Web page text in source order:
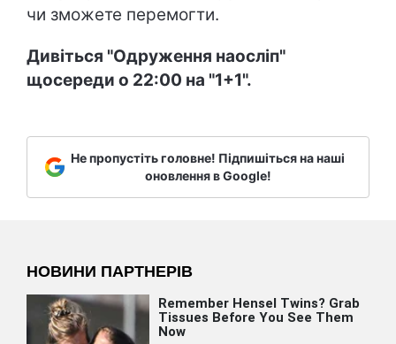
чи зможете перемогти.
Дивіться "Одруження наосліп"
щосереди о 22:00 на "1+1".
Не пропустіть головне! Підпишіться на наші
оновлення в Google!